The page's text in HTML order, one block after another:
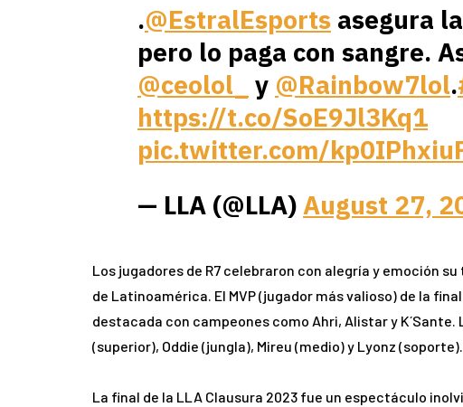
.@EstralEsports asegura
pero lo paga con sangre.
@ceolol_
y @Rainbow7lol.
https://t.co/SoE9Jl3Kq1
pic.twitter.com/
— LLA (@LLA)August 27,
Los jugadores de R7 celebraron con alegría y emoción
de Latinoamérica. El MVP (jugador más valioso) de la
destacada con campeones como Ahri, Alistar y
(superior), Oddie (jungla), Mireu (medio) y Lyonz (soporte).
La final de la LLA Clausura 2023 fue un espectáculo